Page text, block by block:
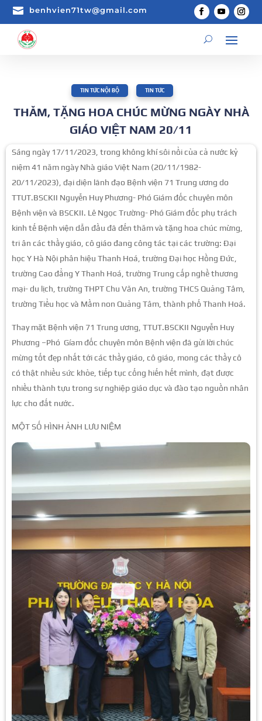
 benhvien71tw@gmail.com
TIN TỨC NỘI BỘ TIN TỨC
THĂM, TẶNG HOA CHÚC MỪNG NGÀY NHÀ
GIÁO VIỆT NAM 20/11
Sáng ngày 17/11/2023, trong không khí sôi nổi của cả nước kỷ
niệm 41 năm ngày Nhà giáo Việt Nam (20/11/1982-
20/11/2023), đại diện lãnh đạo Bệnh viện 71 Trung ương do
TTUT.BSCKII Nguyễn Huy Phương- Phó Giám đốc chuyên môn
Bệnh viện và BSCKII. Lê Ngọc Trường- Phó Giám đốc phụ trách
kinh tế Bệnh viện dẫn đầu đã đến thăm và tặng hoa chúc mừng,
tri ân các thầy giáo, cô giáo đang công tác tại các trường: Đại
học Y Hà Nội phân hiệu Thanh Hoá, trường Đại học Hồng Đức,
trường Cao đẳng Y Thanh Hoá, trường Trung cấp nghề thương
mại- du lịch, trường THPT Chu Văn An, trường THCS Quảng Tâm,
trường Tiểu học và Mầm non Quảng Tâm, thành phố Thanh Hoá.
Thay mặt Bệnh viện 71 Trung ương, TTUT.BSCKII Nguyễn Huy
Phương –Phó Gíam đốc chuyên môn Bệnh viện đã gửi lời chúc
mừng tốt đẹp nhất tới các thầy giáo, cô giáo, mong các thầy cô
có thật nhiều sức khỏe, tiếp tục cống hiến hết mình, đạt được
nhiều thành tựu trong sự nghiệp giáo dục và đào tạo nguồn nhân
lực cho đất nước.
MỘT SỐ HÌNH ẢNH LƯU NIỆM